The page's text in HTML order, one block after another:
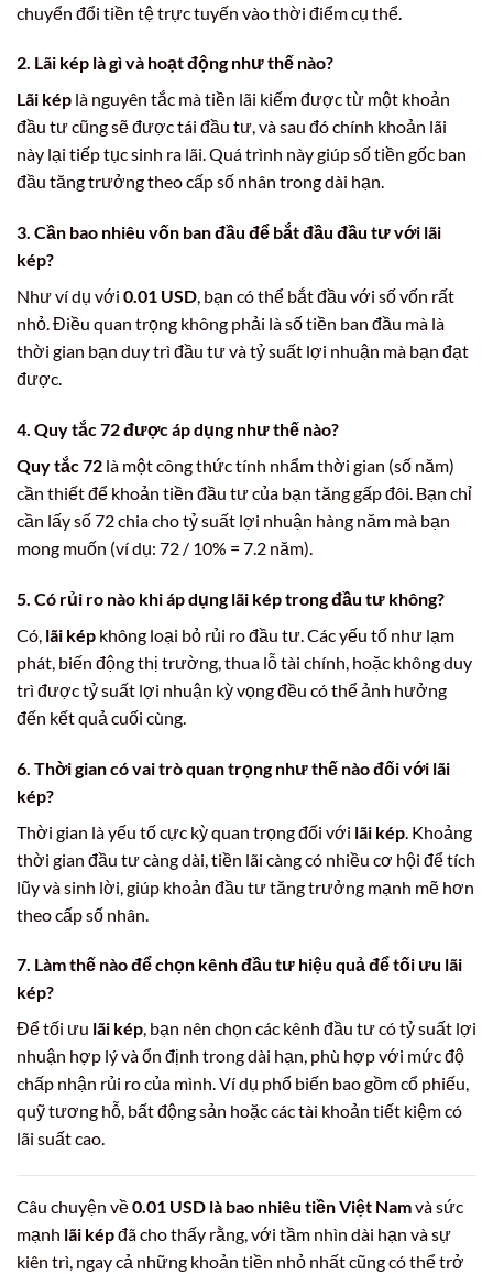
chuyển đổi tiền tệ trực tuyến vào thời điểm cụ thể.
2. Lãi kép là gì và hoạt động như thế nào?
Lãi kép là nguyên tắc mà tiền lãi kiếm được từ một khoản
đầu tư cũng sẽ được tái đầu tư, và sau đó chính khoản lãi
này lại tiếp tục sinh ra lãi. Quá trình này giúp số tiền gốc ban
đầu tăng trưởng theo cấp số nhân trong dài hạn.
3. Cần bao nhiêu vốn ban đầu để bắt đầu đầu tư với lãi
kép?
Như ví dụ với 0.01 USD, bạn có thể bắt đầu với số vốn rất
nhỏ. Điều quan trọng không phải là số tiền ban đầu mà là
thời gian bạn duy trì đầu tư và tỷ suất lợi nhuận mà bạn đạt
được.
4. Quy tắc 72 được áp dụng như thế nào?
Quy tắc 72 là một công thức tính nhẩm thời gian (số năm)
cần thiết để khoản tiền đầu tư của bạn tăng gấp đôi. Bạn chỉ
cần lấy số 72 chia cho tỷ suất lợi nhuận hàng năm mà bạn
mong muốn (ví dụ: 72 / 10% = 7.2 năm).
5. Có rủi ro nào khi áp dụng lãi kép trong đầu tư không?
Có, lãi kép không loại bỏ rủi ro đầu tư. Các yếu tố như lạm
phát, biến động thị trường, thua lỗ tài chính, hoặc không duy
trì được tỷ suất lợi nhuận kỳ vọng đều có thể ảnh hưởng
đến kết quả cuối cùng.
6. Thời gian có vai trò quan trọng như thế nào đối với lãi
kép?
Thời gian là yếu tố cực kỳ quan trọng đối với lãi kép . Khoảng
thời gian đầu tư càng dài, tiền lãi càng có nhiều cơ hội để tích
lũy và sinh lời, giúp khoản đầu tư tăng trưởng mạnh mẽ hơn
theo cấp số nhân.
7. Làm thế nào để chọn kênh đầu tư hiệu quả để tối ưu lãi
kép?
Để tối ưu lãi kép, bạn nên chọn các kênh đầu tư có tỷ suất lợi
nhuận hợp lý và ổn định trong dài hạn, phù hợp với mức độ
chấp nhận rủi ro của mình. Ví dụ phổ biến bao gồm cổ phiếu,
quỹ tương hỗ, bất động sản hoặc các tài khoản tiết kiệm có
lãi suất cao.
Câu chuyện về0.01 USD là bao nhiêu tiền Việt Namvà sức
mạnh lãi képđã cho thấy rằng, với tầm nhìn dài hạn và sự
kiên trì, ngay cả những khoản tiền nhỏ nhất cũng có thể trở